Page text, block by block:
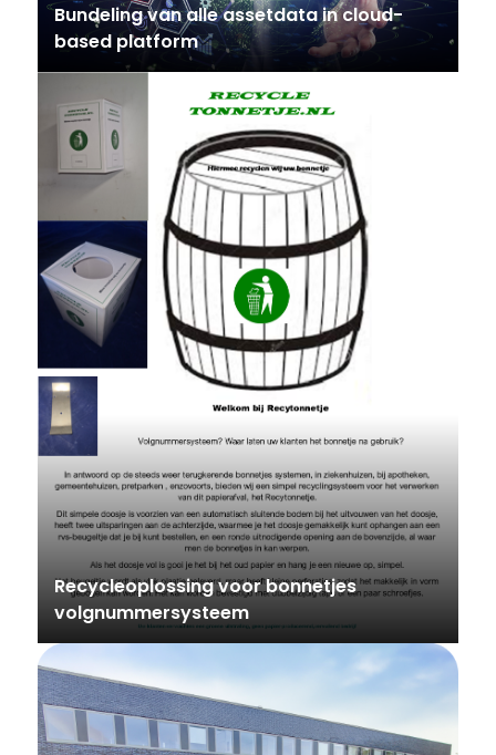
Bundeling van alle assetdata in cloud-
based platform
Recycleoplossing voor bonnetjes
volgnummersysteem